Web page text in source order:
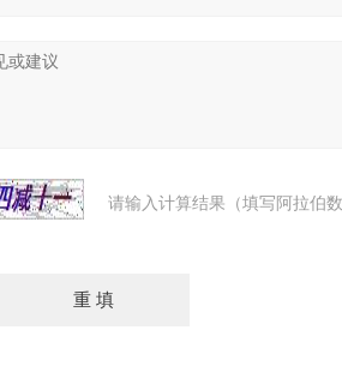
请输入计算结果（填写阿拉伯